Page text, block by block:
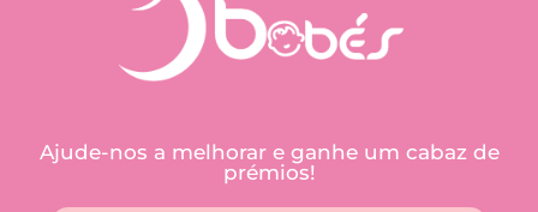
Ajude-nos a melhorar e ganhe um cabaz de
prémios!